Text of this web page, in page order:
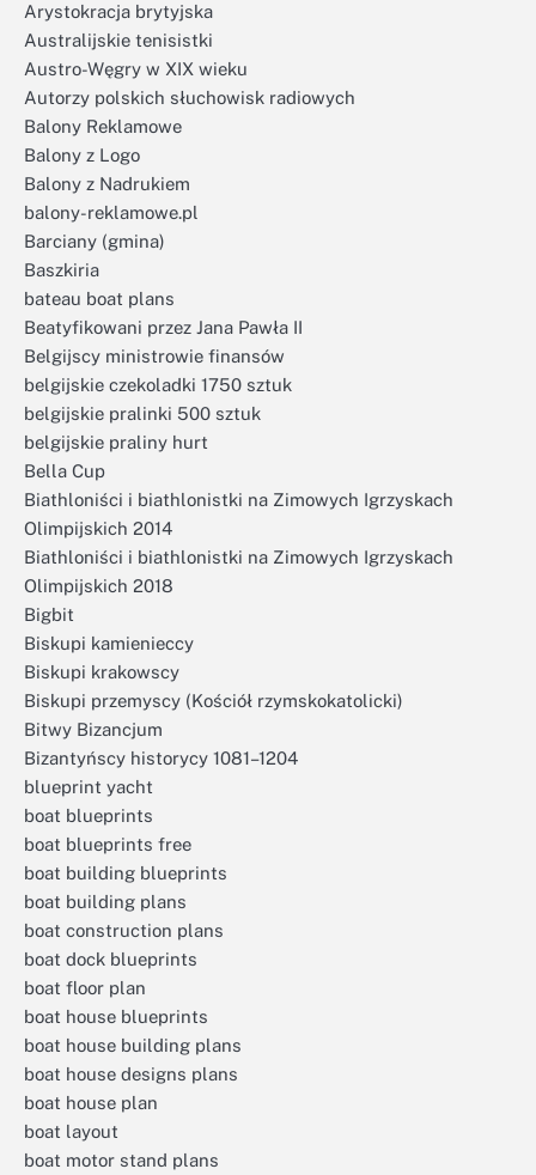
Arystokracja brytyjska
Australijskie tenisistki
Austro-Węgry w XIX wieku
Autorzy polskich słuchowisk radiowych
Balony Reklamowe
Balony z Logo
Balony z Nadrukiem
balony-reklamowe.pl
Barciany (gmina)
Baszkiria
bateau boat plans
Beatyfikowani przez Jana Pawła II
Belgijscy ministrowie finansów
belgijskie czekoladki 1750 sztuk
belgijskie pralinki 500 sztuk
belgijskie praliny hurt
Bella Cup
Biathloniści i biathlonistki na Zimowych Igrzyskach
Olimpijskich 2014
Biathloniści i biathlonistki na Zimowych Igrzyskach
Olimpijskich 2018
Bigbit
Biskupi kamienieccy
Biskupi krakowscy
Biskupi przemyscy (Kościół rzymskokatolicki)
Bitwy Bizancjum
Bizantyńscy historycy 1081–1204
blueprint yacht
boat blueprints
boat blueprints free
boat building blueprints
boat building plans
boat construction plans
boat dock blueprints
boat floor plan
boat house blueprints
boat house building plans
boat house designs plans
boat house plan
boat layout
boat motor stand plans